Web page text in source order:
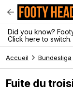
Did you know?
Click here to switch.
Accueil Bundesliga
Fuite du